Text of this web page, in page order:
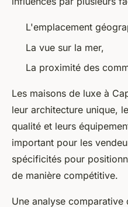
L'emplacement
La vue sur la mer,
La proximité des
Les maisons de luxe à
leur architecture unique,
qualité et leurs
important pour les
spécificités pour
de manière compétitive.
Une analyse